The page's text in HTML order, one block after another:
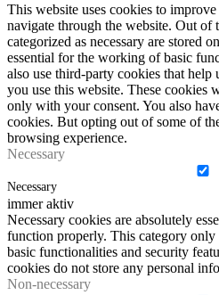
This website uses cookies to
navigate through the website. Out of
categorized as necessary are stored
essential for the working of basic
also use third-party cookies that help
you use this website. These cookies
only with your consent. You also
cookies. But opting out of some of
browsing experience.
Necessary
Necessary
immer aktiv
Necessary cookies are absolutely
function properly. This category only
basic functionalities and security
cookies do not store any personal
Non-necessary